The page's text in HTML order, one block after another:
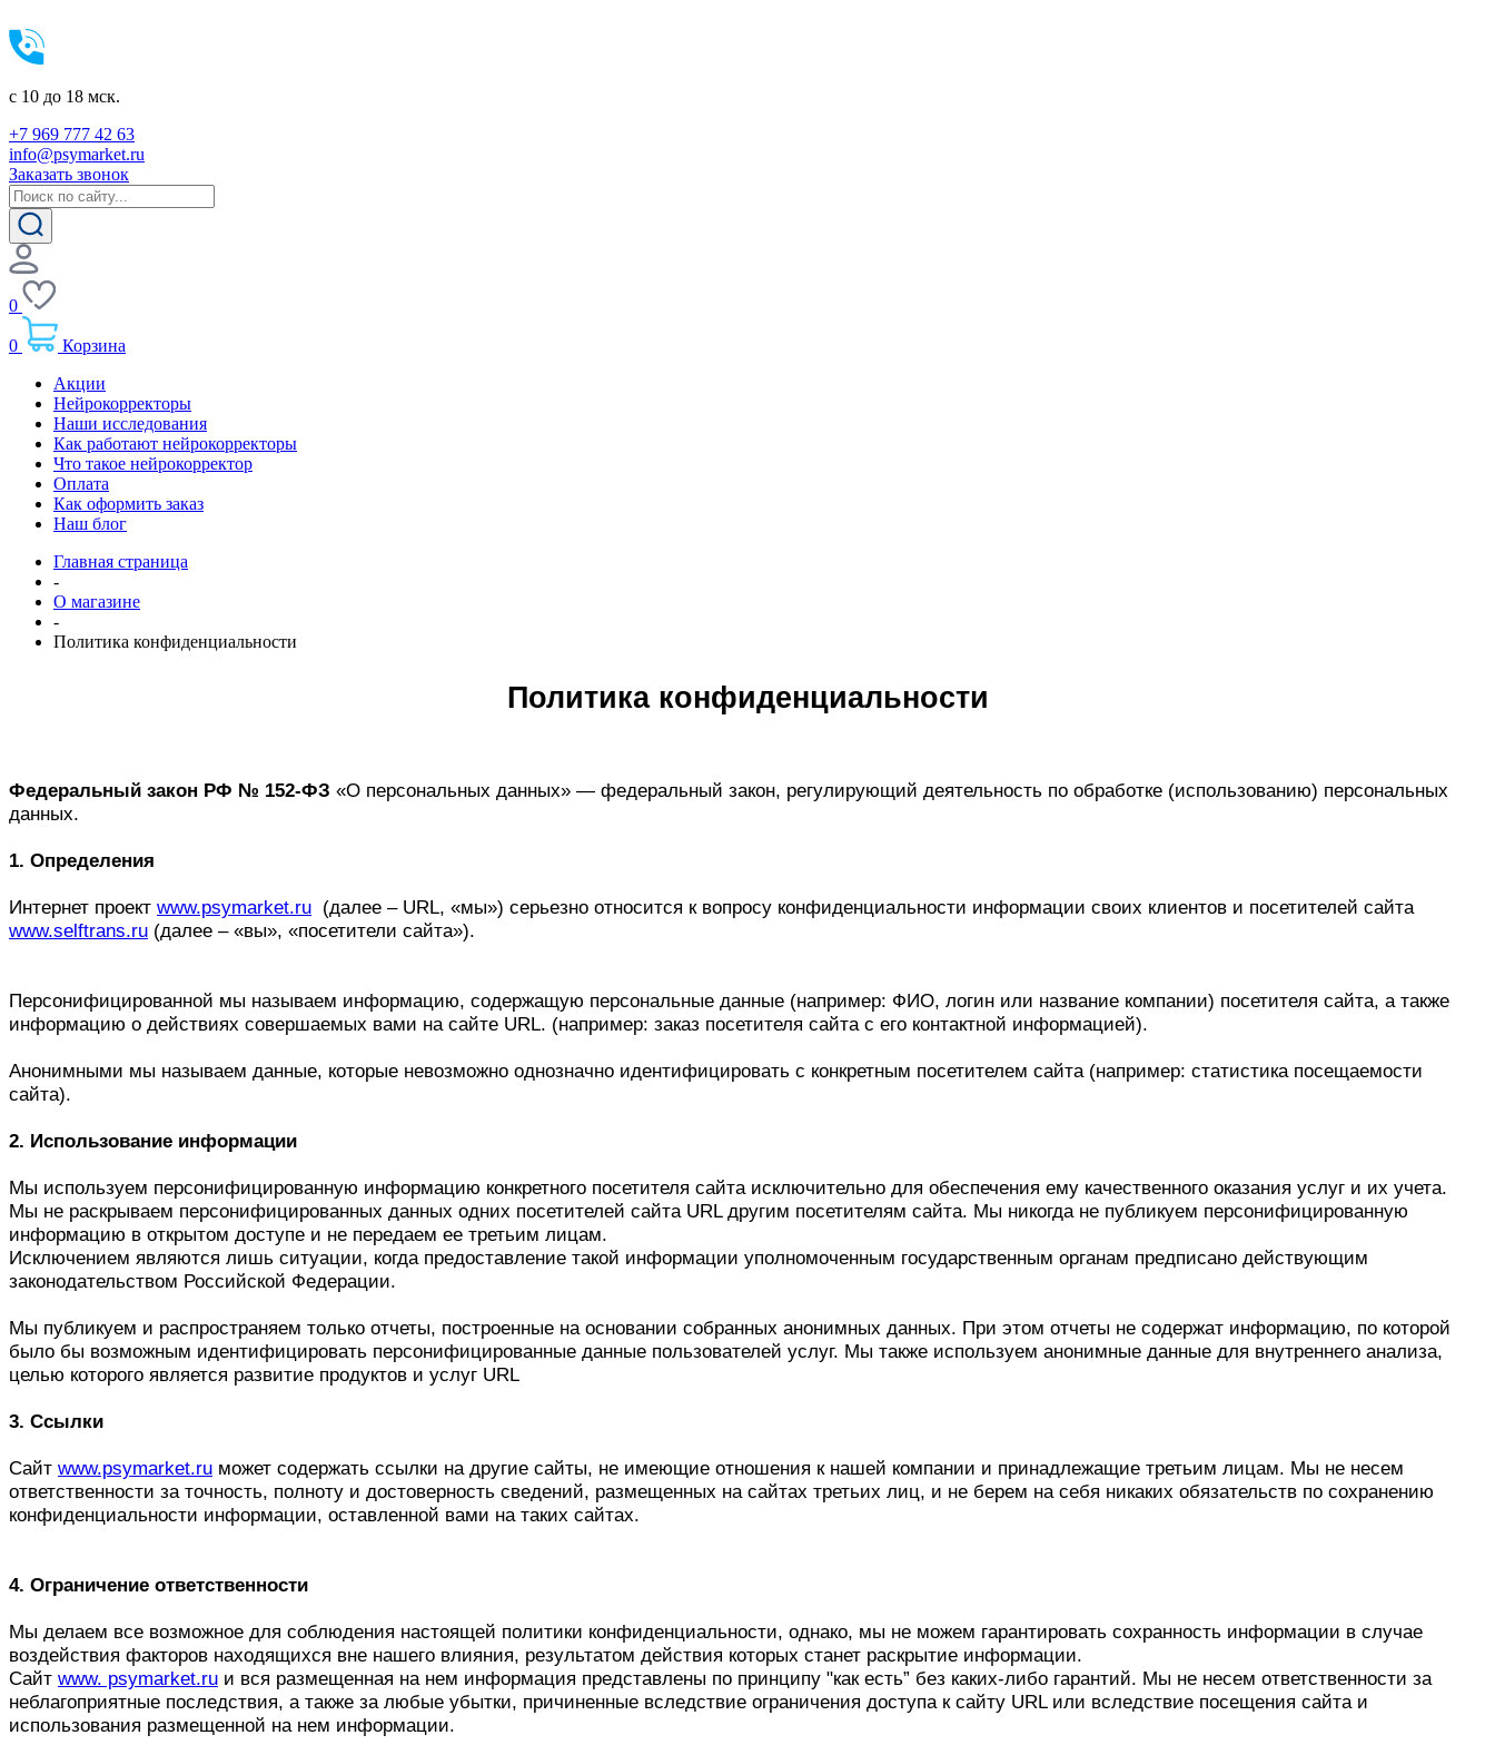
c 10 до 18 мск.
+7 969 777 42 63
info@psymarket.ru
Заказать звонок
0
0
Корзина
Акции
Нейрокорректоры
Наши исследования
Как работают нейрокорректоры
Что такое нейрокорректор
Оплата
Как оформить заказ
Наш блог
Главная страница
-
О магазине
-
Политика конфиденциальности
Политика конфиденциальности
Федеральный закон РФ № 152-ФЗ «О персональных данных» — федеральный закон, регулирующий деятельность по обработке (использованию) персональных
данных.
1. Определения
Интернет проект www.psymarket.ru (далее – URL, «мы») серьезно относится к вопросу конфиденциальности информации своих клиентов и посетителей сайта
www.selftrans.ru (далее – «вы», «посетители сайта»).
Персонифицированной мы называем информацию, содержащую персональные данные (например: ФИО, логин или название компании) посетителя сайта, а также
информацию о действиях совершаемых вами на сайте URL. (например: заказ посетителя сайта с его контактной информацией).
Анонимными мы называем данные, которые невозможно однозначно идентифицировать с конкретным посетителем сайта (например: статистика посещаемости
сайта).
2. Использование информации
Мы используем персонифицированную информацию конкретного посетителя сайта исключительно для обеспечения ему качественного оказания услуг и их учета.
Мы не раскрываем персонифицированных данных одних посетителей сайта URL другим посетителям сайта. Мы никогда не публикуем персонифицированную
информацию в открытом доступе и не передаем ее третьим лицам.
Исключением являются лишь ситуации, когда предоставление такой информации уполномоченным государственным органам предписано действующим
законодательством Российской Федерации.
Мы публикуем и распространяем только отчеты, построенные на основании собранных анонимных данных. При этом отчеты не содержат информацию, по которой
было бы возможным идентифицировать персонифицированные данные пользователей услуг. Мы также используем анонимные данные для внутреннего анализа,
целью которого является развитие продуктов и услуг URL
3. Ссылки
Сайт www.psymarket.ru может содержать ссылки на другие сайты, не имеющие отношения к нашей компании и принадлежащие третьим лицам. Мы не несем
ответственности за точность, полноту и достоверность сведений, размещенных на сайтах третьих лиц, и не берем на себя никаких обязательств по сохранению
конфиденциальности информации, оставленной вами на таких сайтах.
4. Ограничение ответственности
Мы делаем все возможное для соблюдения настоящей политики конфиденциальности, однако, мы не можем гарантировать сохранность информации в случае
воздействия факторов находящихся вне нашего влияния, результатом действия которых станет раскрытие информации.
Сайт www. psymarket.ru и вся размещенная на нем информация представлены по принципу "как есть” без каких-либо гарантий. Мы не несем ответственности за
неблагоприятные последствия, а также за любые убытки, причиненные вследствие ограничения доступа к сайту URL или вследствие посещения сайта и
использования размещенной на нем информации.